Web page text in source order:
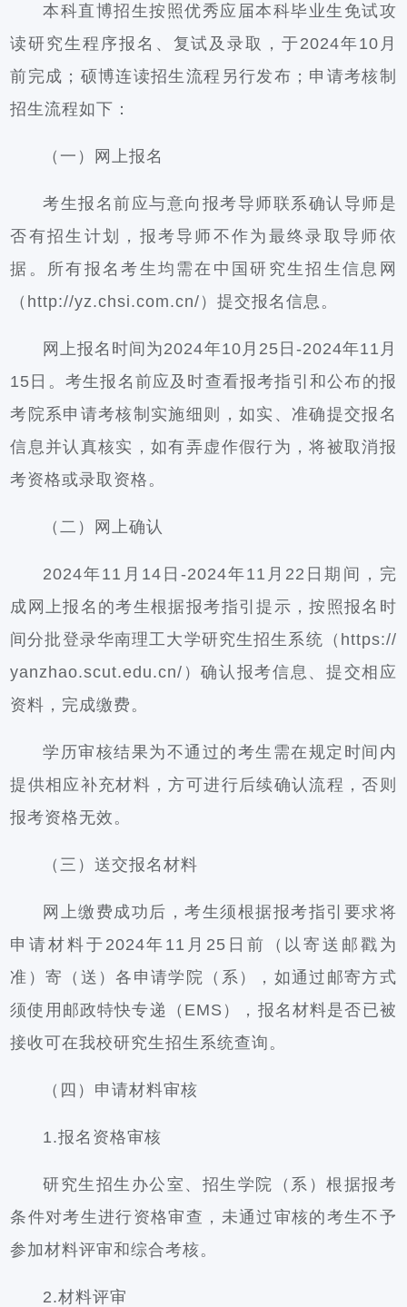
本科直博招生按照优秀应届本科毕业生免试攻
读研究生程序报名、复试及录取，于2024年10月
前完成；硕博连读招生流程另行发布；申请考核制
招生流程如下：
（一）网上报名
考生报名前应与意向报考导师联系确认导师是
否有招生计划，报考导师不作为最终录取导师依
据。所有报名考生均需在中国研究生招生信息网
（http://yz.chsi.com.cn/）提交报名信息。
网上报名时间为2024年10月25日-2024年11月
15日。考生报名前应及时查看报考指引和公布的报
考院系申请考核制实施细则，如实、准确提交报名
信息并认真核实，如有弄虚作假行为，将被取消报
考资格或录取资格。
（二）网上确认
2024年11月14日-2024年11月22日期间，完
成网上报名的考生根据报考指引提示，按照报名时
间分批登录华南理工大学研究生招生系统（https://
yanzhao.scut.edu.cn/）确认报考信息、提交相应
资料，完成缴费。
学历审核结果为不通过的考生需在规定时间内
提供相应补充材料，方可进行后续确认流程，否则
报考资格无效。
（三）送交报名材料
网上缴费成功后，考生须根据报考指引要求将
申请材料于2024年11月25日前（以寄送邮戳为
准）寄（送）各申请学院（系），如通过邮寄方式
须使用邮政特快专递（EMS），报名材料是否已被
接收可在我校研究生招生系统查询。
（四）申请材料审核
1.报名资格审核
研究生招生办公室、招生学院（系）根据报考
条件对考生进行资格审查，未通过审核的考生不予
参加材料评审和综合考核。
2.材料评审